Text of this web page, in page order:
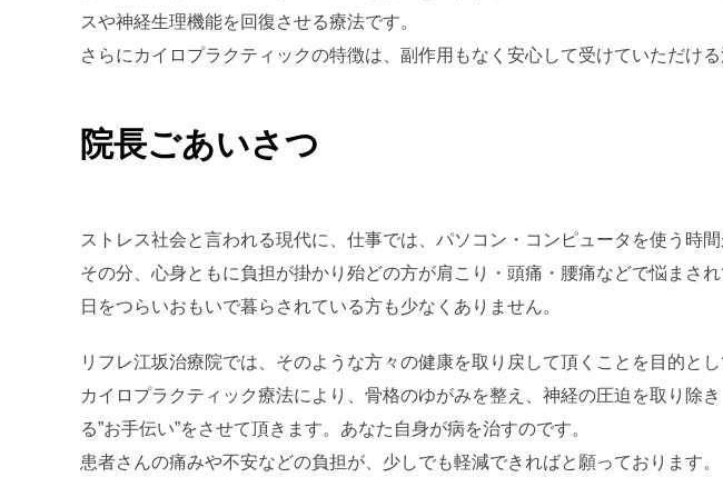
スや神経生理機能を回復させる療法です。
さらにカイロプラクティックの特徴は、副作用もなく安心して受けていただける
院長ごあいさつ
ストレス社会と言われる現代に、仕事では、パソコン・コンピュータを使う時間
その分、心身ともに負担が掛かり殆どの方が肩こり・頭痛・腰痛などで悩まさ
日をつらいおもいで暮らされている方も少なくありません。
リフレ江坂治療院では、そのような方々の健康を取り戻して頂くことを目的とし
カイロプラクティック療法により、骨格のゆがみを整え、神経の圧迫を取り除
る”お手伝い”をさせて頂きます。あなた自身が病を治すのです。
患者さんの痛みや不安などの負担が、少しでも軽減できればと願っております。